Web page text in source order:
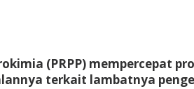
(PRPP) mempercepat
terkait lambatnya